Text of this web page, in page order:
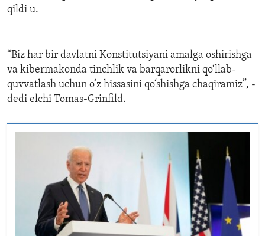
qildi u.
“Biz har bir davlatni Konstitutsiyani amalga oshirishga
va kibermakonda tinchlik va barqarorlikni qo‘llab-
quvvatlash uchun o‘z hissasini qo‘shishga chaqiramiz”, -
dedi elchi Tomas-Grinfild.